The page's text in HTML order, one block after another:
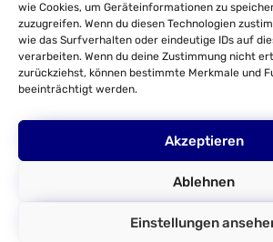
wie Cookies, um Geräteinformationen zu
zuzugreifen. Wenn du diesen Technologien
wie das Surfverhalten oder eindeutige IDs auf
verarbeiten. Wenn du deine Zustimmung nicht
zurückziehst, können bestimmte Merkmale und
beeinträchtigt werden.
Akzeptieren
Ablehnen
Einstellungen
Torque Feedback Lenkrad
Kundenprüfstände
HiL-Tests
DMecS
Development of Mechatronic